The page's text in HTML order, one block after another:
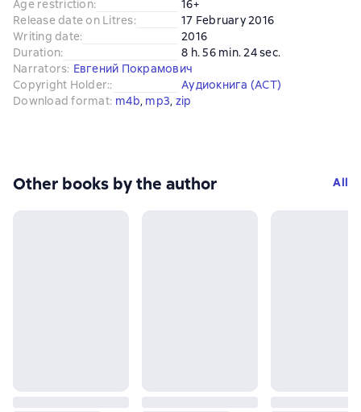
Age restriction:
16+
Release date on Litres:
17 February 2016
Writing date:
2016
Duration:
8 h. 56 min. 24 sec.
Narrators: Евгений Покрамович
Copyright Holder::
Аудиокнига (АСТ)
Download format: m4b, mp3, zip
Other books by the author All